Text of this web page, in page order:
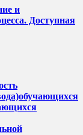
и
Доступная